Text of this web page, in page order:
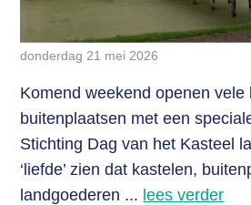
donderdag 21 mei 2026
Komend weekend openen vele
buitenplaatsen met een
Stichting Dag van het Kasteel
‘liefde’ zien dat kastelen,
landgoederen ... lees verder